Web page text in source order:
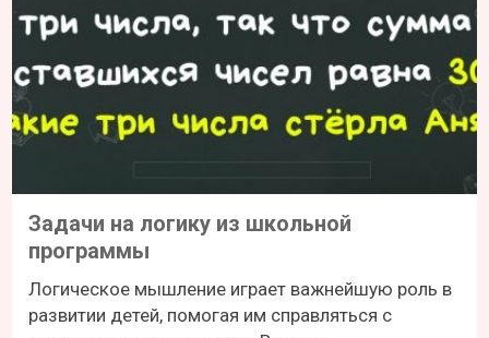
Задачи на логику из школьной
программы
Логическое мышление играет важнейшую роль в
развитии детей, помогая им справляться с